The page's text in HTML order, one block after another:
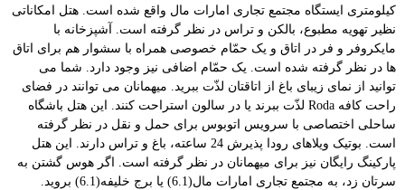
کیلومتری ایستگاه مجتمع تجاری امارات مال واقع شده است. هتل امکاناتی
نظیر تهویه مطبوع، بالکن و تراس در نظر گرفته است. آشپزخانه با
مایکروفر و فر در اتاق و یک حمّام خصوصی همراه با سشوار هم برای اتاق
ها در نظر گرفته شده است. یک حمّام اضافی نیز وجود دارد. شما می
توانید از نمای زیبای باغ از اتاقتان لذّت ببرید. میهمانان می توانند در فضای
راحت کافه Roda لذّت ببرند یا در سالون استراحت کنند. این هتل باشگاه
ساحلی اختصاصی با سرویس اتوبوس برای حمل و نقل در نظر گرفته
است. بوتیک ویلاهای رودا پذیرش 24 ساعته، باغ و تراس دارند. این هتل
پارکینگ رایگان نیز برای میهمانان در نظر گرفته است. اگر هوس گشتن به
سرتان زد، به مجتمع تجاری امارات مال(6.1) یا برج خلیفه(6.1) بروید.